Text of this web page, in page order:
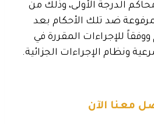
الدرجة الأولى، وذلك من
ضد تلك الأحكام بعد
للإجراءات المقررة في
ونظام الإجراءات الجزائية.
معنا الآن